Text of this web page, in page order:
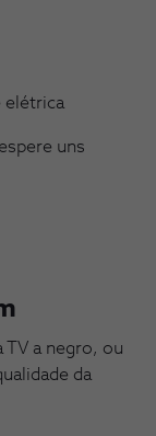
elétrica
uns
TV a negro, ou
da